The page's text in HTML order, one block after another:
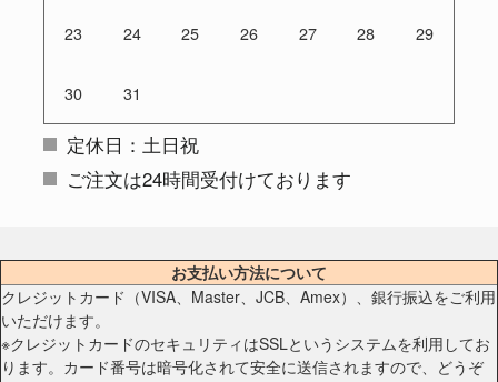
23 24 25 26 27 28 29
30 31
定休日：土日祝
ご注文は24時間受付けております
お支払い方法について
クレジットカード（VISA、Master、JCB、Amex）、銀行振込をご利用
いただけます。
※クレジットカードのセキュリティはSSLというシステムを利用してお
ります。カード番号は暗号化されて安全に送信されますので、どうぞ